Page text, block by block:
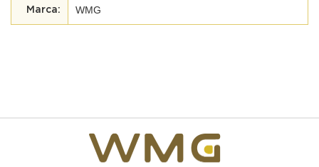
WMG